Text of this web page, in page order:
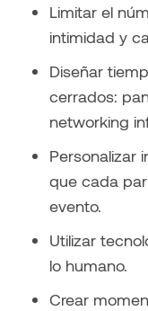
Limitar el
intimidad y
Diseñar
cerrados:
networking
Personalizar
que cada
evento.
Utilizar
lo humano.
Crear